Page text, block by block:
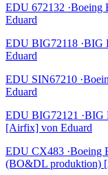
EDU 672132
Eduard
EDU BIG72118 ·BIG
Eduard
EDU SIN67210
Eduard
EDU BIG72121 ·BIG
[Airfix] von Eduard
EDU CX483 ·Boeing
(BO&DL produktion)